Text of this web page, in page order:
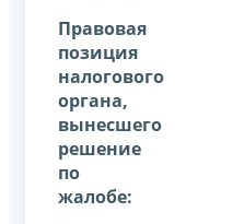
Правовая
позиция
налогового
органа,
вынесшего
решение
по
жалобе: